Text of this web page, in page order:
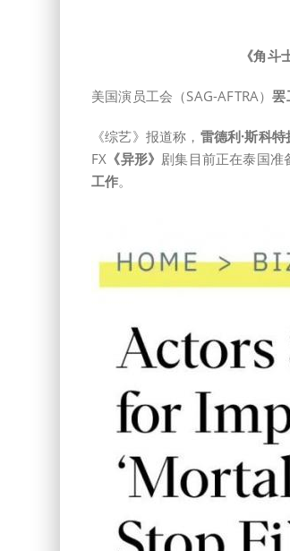
《角斗
美国演员工会（SAG-AFTRA）罢
《综艺》报道称， 雷德利·斯科
FX 《异形》 剧集目前正在泰国准
工作。